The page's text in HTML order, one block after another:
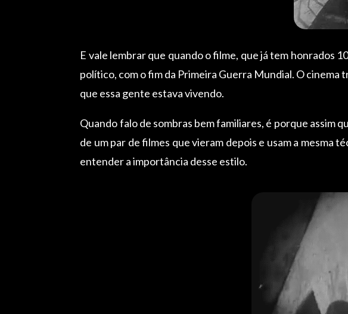
E vale lembrar que quando o filme, que já tem honrados
político, com o fim da Primeira Guerra Mundial. O
que essa gente estava vivendo.
Quando falo de sombras bem familiares, é porque assim
de um par de filmes que vieram depois e usam a mesma
entender a importância desse estilo.